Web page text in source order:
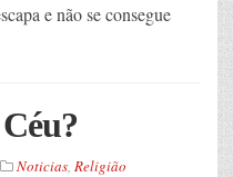
e não se consegue
Noticias, Religião